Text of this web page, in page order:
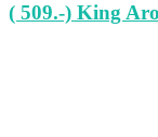
( 509.-) King